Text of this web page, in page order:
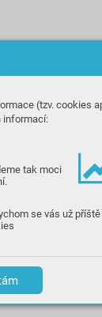
(tzv. cookies
informací:
tak moci
se vás už příště